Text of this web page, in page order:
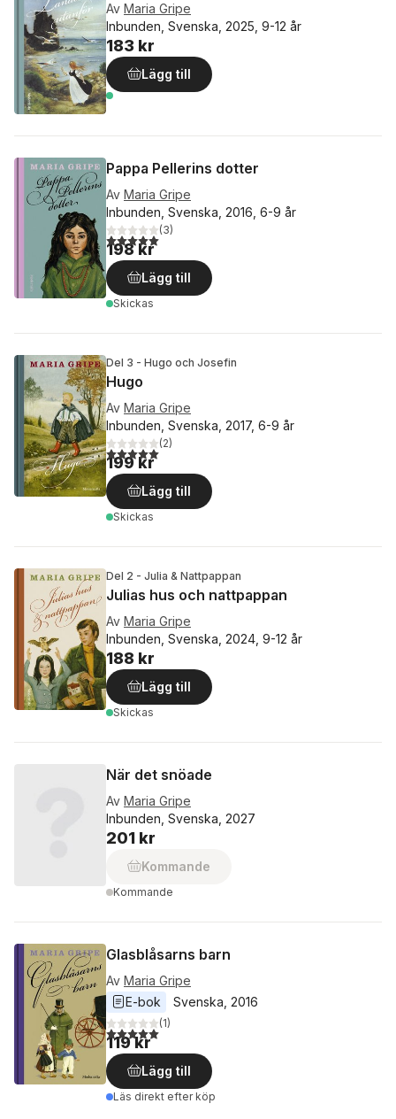
Av Maria Gripe
Inbunden, Svenska, 2025, 9-12 år
183 kr
Lägg till
Pappa Pellerins dotter
Av Maria Gripe
Inbunden, Svenska, 2016, 6-9 år
5,0utav 5 stjärnor. Totalt antal röster:
(3)
198 kr
Lägg till
Skickas
Del 3 - Hugo och Josefin
Hugo
Av Maria Gripe
Inbunden, Svenska, 2017, 6-9 år
5,0utav 5 stjärnor. Totalt antal röster:
(2)
199 kr
Lägg till
Skickas
Del 2 - Julia & Nattpappan
Julias hus och nattpappan
Av Maria Gripe
Inbunden, Svenska, 2024, 9-12 år
188 kr
Lägg till
Skickas
När det snöade
Av Maria Gripe
Inbunden, Svenska, 2027
201 kr
Kommande
Kommande
Glasblåsarns barn
Av Maria Gripe
E-bok
Svenska 2016
5,0utav 5 stjärnor. Totalt antal röster:
(1)
119 kr
Lägg till
Läs direkt efter köp